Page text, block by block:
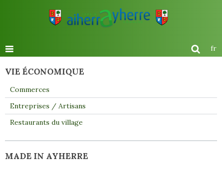
fr
VIE ÉCONOMIQUE
Commerces
Entreprises / Artisans
Restaurants du village
MADE IN AYHERRE